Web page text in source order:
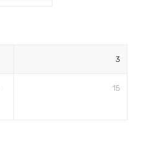
3
15